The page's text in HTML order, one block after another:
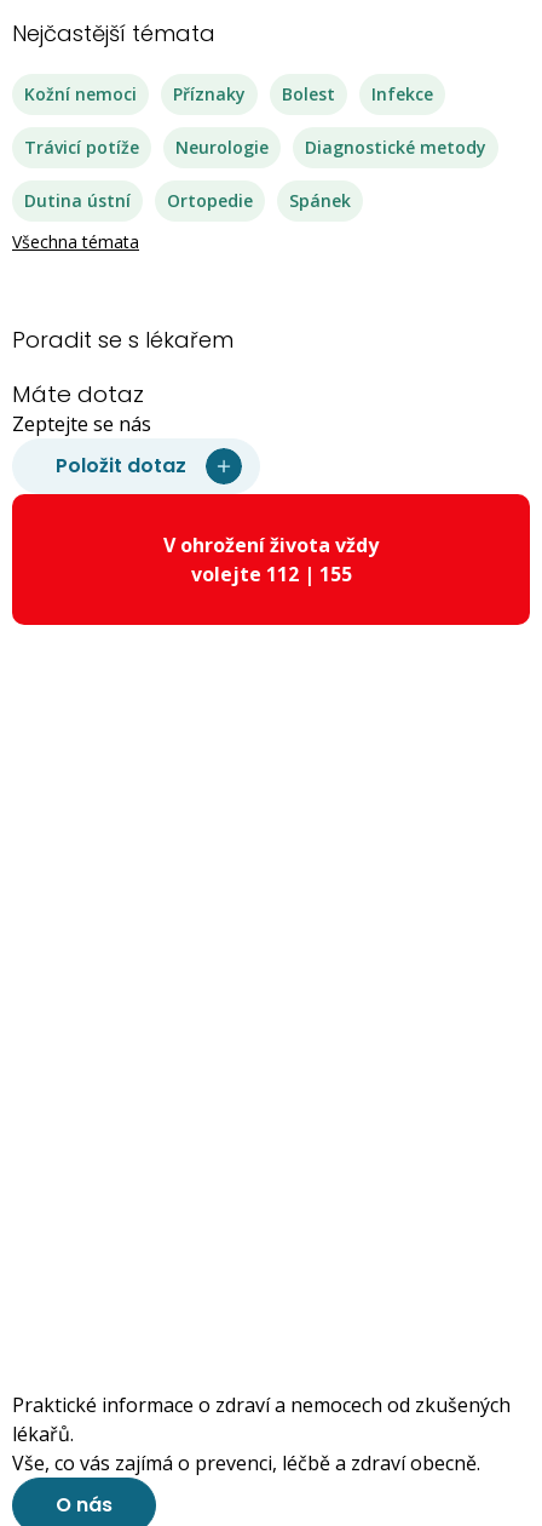
Nejčastější témata
Kožní nemoci Příznaky Bolest Infekce
Trávicí potíže Neurologie Diagnostické metody
Dutina ústní Ortopedie
Spánek
Všechna témata
Poradit se s lékařem
Máte dotaz
Zeptejte se nás
Položit dotaz
V ohrožení života vždy
volejte 112 | 155
Praktické informace o zdraví a nemocech od zkušených
lékařů.
Vše, co vás zajímá o prevenci, léčbě a zdraví obecně.
O nás